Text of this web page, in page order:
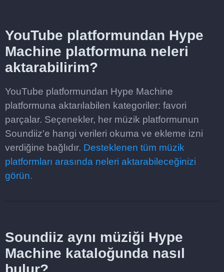
YouTube platformundan Hype
Machine platformuna neleri
aktarabilirim?
YouTube platformundan Hype Machine
platformuna aktarılabilen kategoriler: favori
parçalar. Seçenekler, her müzik platformunun
Soundiiz'e hangi verileri okuma ve ekleme izni
verdiğine bağlıdır. Desteklenen tüm müzik
platformları arasında neleri aktarabileceğinizi
görün.
Soundiiz aynı müziği Hype
Machine kataloğunda nasıl